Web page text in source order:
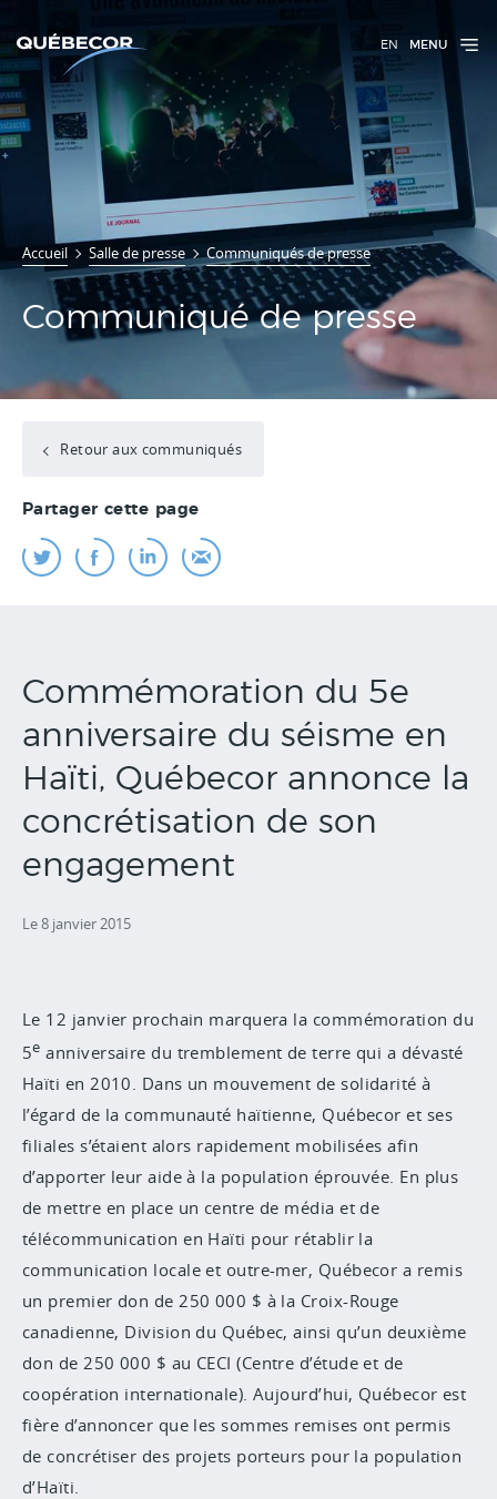
EN MENU
Accueil Salle de presse Communiqués de presse
Communiqué de presse
Retour aux communiqués
Partager cette page
Commémoration du 5e
anniversaire du séisme en
Haïti, Québecor annonce la
concrétisation de son
engagement
Le 8 janvier 2015
Le 12 janvier prochain marquera la commémoration du
5e anniversaire du tremblement de terre qui a dévasté
Haïti en 2010. Dans un mouvement de solidarité à
l’égard de la communauté haïtienne, Québecor et ses
filiales s’étaient alors rapidement mobilisées afin
d’apporter leur aide à la population éprouvée. En plus
de mettre en place un centre de média et de
télécommunication en Haïti pour rétablir la
communication locale et outre-mer, Québecor a remis
un premier don de 250 000 $ à la Croix-Rouge
canadienne, Division du Québec, ainsi qu’un deuxième
don de 250 000 $ au CECI (Centre d’étude et de
coopération internationale). Aujourd’hui, Québecor est
fière d’annoncer que les sommes remises ont permis
de concrétiser des projets porteurs pour la population
d’Haïti.